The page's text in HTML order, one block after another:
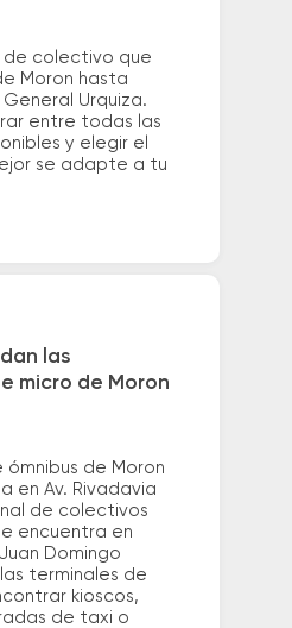
de colectivo que
Moron hasta
Urquiza.
entre todas las
y elegir el
se adapte a tu
las
micro de Moron
ómnibus de Moron
en Av. Rivadavia
de colectivos
encuentra en
Domingo
las terminales de
kioscos,
de taxi o